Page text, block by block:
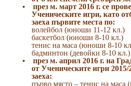
•
през м. март 2016 г. се
Ученическите игри, като
заеха първите места по:
волейбол (юноши 11-12 кл.)
баскетбол (юноши 8-10 кл.)
тенис на маса (юноши 8-10
бадминтон (девойки 8-10 кл.)
•
през м. април 2016 г. на
от Ученическите игри 2015/
заеха:
първо място – тенис на